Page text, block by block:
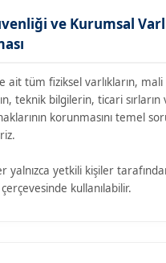
ve Kurumsal
ait tüm fiziksel varlıkların, mali
teknik bilgilerin, ticari sırların
korunmasını temel
yalnızca yetkili kişiler
kullanılabilir.